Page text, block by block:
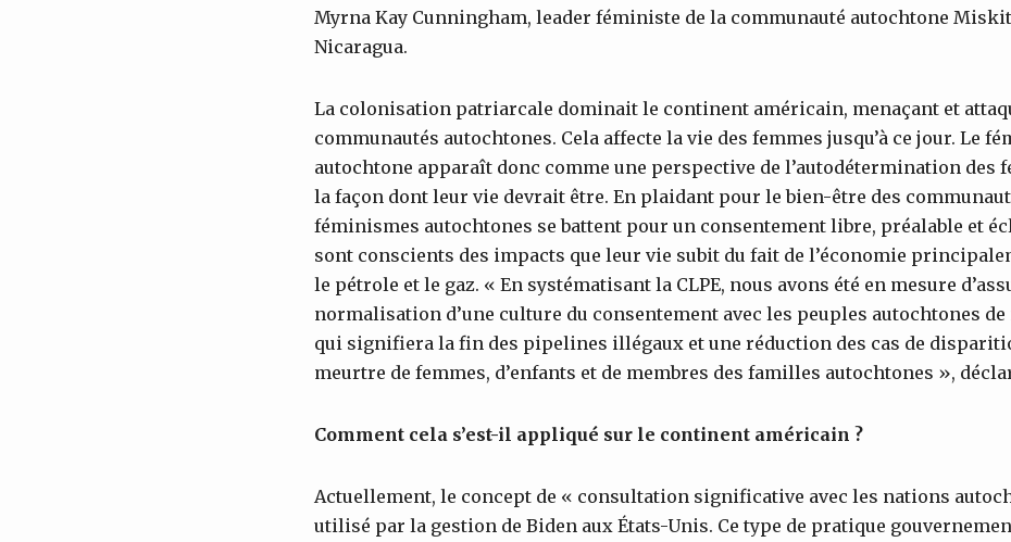
Myrna Kay Cunningham, leader féministe de la communauté autochtone
Nicaragua.
La colonisation patriarcale dominait le continent américain, menaçant et
communautés autochtones. Cela affecte la vie des femmes jusqu’à ce jour. Le
autochtone apparaît donc comme une perspective de l’autodétermination des
la façon dont leur vie devrait être. En plaidant pour le bien-être des
féminismes autochtones se battent pour un consentement libre, préalable et
sont conscients des impacts que leur vie subit du fait de l’économie
le pétrole et le gaz. « En systématisant la CLPE, nous avons été en mesure
normalisation d’une culture du consentement avec les peuples autochtones de
qui signifiera la fin des pipelines illégaux et une réduction des cas de
meurtre de femmes, d’enfants et de membres des familles autochtones »,
Comment cela s’est-il appliqué sur le continent américain ?
Actuellement, le concept de « consultation significative avec les nations
utilisé par la gestion de Biden aux États-Unis. Ce type de pratique